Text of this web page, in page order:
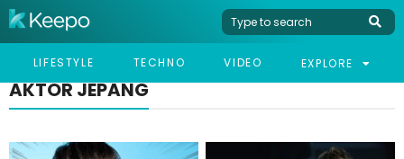
LIFESTYLE TECHNO VIDEO EXPLORE
AKTOR JEPANG